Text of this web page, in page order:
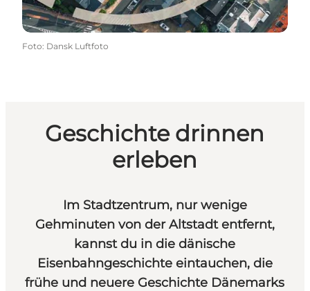
Foto: Dansk Luftfoto
Geschichte drinnen
erleben
Im Stadtzentrum, nur wenige
Gehminuten von der Altstadt entfernt,
kannst du in die dänische
Eisenbahngeschichte eintauchen, die
frühe und neuere Geschichte Dänemarks